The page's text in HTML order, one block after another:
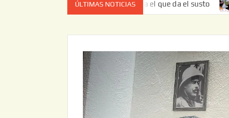
ÚLTIMAS NOTICIAS
no es el estado de cuenta el que da el susto Entrega